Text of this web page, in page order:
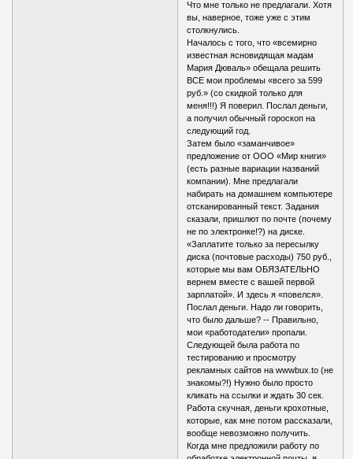
Что мне только не предлагали. Хотя
вы, наверное, тоже уже с этим
столкнулись.
Началось с того, что «всемирно
известная ясновидящая мадам
Мария Дюваль» обещала решить
ВСЕ мои проблемы «всего за 599
руб.» (со скидкой только для
меня!!!) Я поверил. Послал деньги,
а получил обычный гороскоп на
следующий год.
Затем было «заманчивое»
предложение от ООО «Мир книги»
(есть разные вариации названий
компании). Мне предлагали
набирать на домашнем компьютере
отсканированный текст. Задания
сказали, пришлют по почте (почему
не по электронке!?) на диске.
«Заплатите только за пересылку
диска (почтовые расходы) 750 руб.,
которые мы вам ОБЯЗАТЕЛЬНО
вернем вместе с вашей первой
зарплатой». И здесь я «повелся».
Послал деньги. Надо ли говорить,
что было дальше? -- Правильно,
мои «работодатели» пропали.
Следующей была работа по
тестированию и просмотру
рекламных сайтов на wwwbux.to (не
знакомы?!) Нужно было просто
кликать на ссылки и ждать 30 сек.
Работа скучная, деньги крохотные,
которые, как мне потом рассказали,
вообще невозможно получить.
Когда мне предложили работу по